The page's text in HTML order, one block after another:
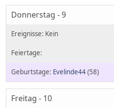
Donnerstag - 9
Evelinde44(58)
Freitag - 10